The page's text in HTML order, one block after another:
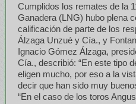
Cumplidos los remates de la
Ganadera (LNG) hubo plena
calificación de parte de los
Álzaga Unzué y Cía., y
Ignacio Gómez Álzaga,
Cía., describió: “En este tipo
eligen mucho, por eso a la
decir que han sido muy
“En el caso de los toros